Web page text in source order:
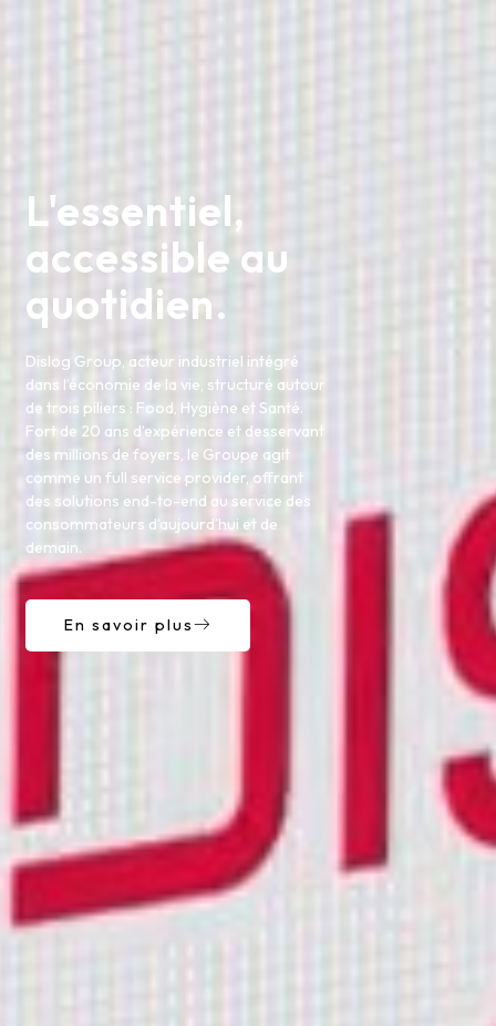
L'essentiel,
accessible au
quotidien.
Dislog Group, acteur industriel intégré
dans l’économie de la vie, structuré autour
de trois piliers : Food, Hygiène et Santé.
Fort de 20 ans d’expérience et desservant
des millions de foyers, le Groupe agit
comme un full service provider, offrant
des solutions end-to-end au service des
consommateurs d’aujourd’hui et de
demain.
En savoir plus